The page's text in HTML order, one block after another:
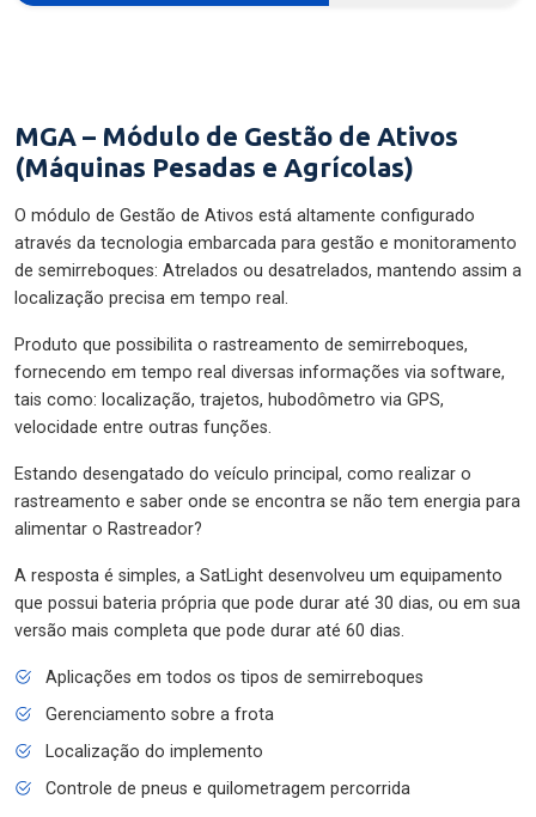
MGA – Módulo de Gestão de Ativos
(Máquinas Pesadas e Agrícolas)
O módulo de Gestão de Ativos está altamente configurado
através da tecnologia embarcada para gestão e monitoramento
de semirreboques: Atrelados ou desatrelados, mantendo assim a
localização precisa em tempo real.
Produto que possibilita o rastreamento de semirreboques,
fornecendo em tempo real diversas informações via software,
tais como: localização, trajetos, hubodômetro via GPS,
velocidade entre outras funções.
Estando desengatado do veículo principal, como realizar o
rastreamento e saber onde se encontra se não tem energia para
alimentar o Rastreador?
A resposta é simples, a SatLight desenvolveu um equipamento
que possui bateria própria que pode durar até 30 dias, ou em sua
versão mais completa que pode durar até 60 dias.
Aplicações em todos os tipos de semirreboques
Gerenciamento sobre a frota
Localização do implemento
Controle de pneus e quilometragem percorrida